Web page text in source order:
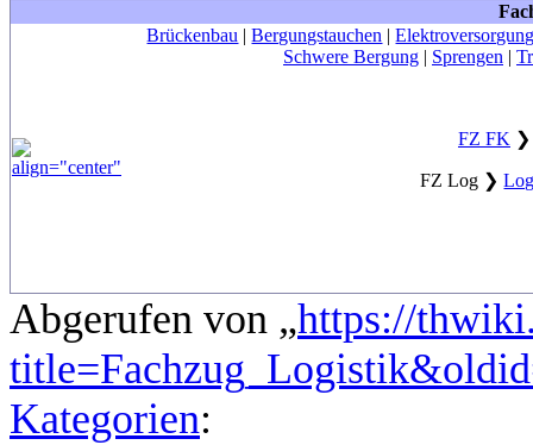
Brückenbau |Bergungstauchen |
Schwere Bergung | Sprengen |
FZ FK
FZ Log ❯
Abgerufen von „https://
Kategorien: